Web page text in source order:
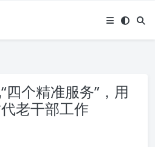
四个精准服务”，用
老干部工作